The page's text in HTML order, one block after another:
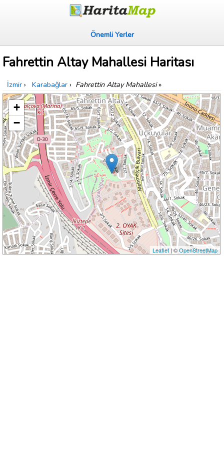
Önemli Yerler
Fahrettin Altay Mahallesi Haritası
İzmir › Karabağlar › Fahrettin Altay Mahallesi»
+
−
Leaflet| ©OpenStreetMap